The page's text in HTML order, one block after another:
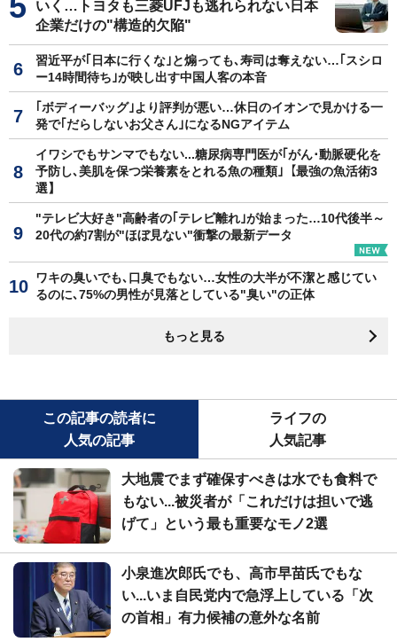
いく…トヨタも三菱UFJも逃れられない日本
企業だけの"構造的欠陥"
習近平が｢日本に行くな｣と煽っても､寿司は奪えない…｢スシロ
ー14時間待ち｣が映し出す中国人客の本音
｢ボディーバッグ｣より評判が悪い…休日のイオンで見かける一
発で｢だらしないお父さん｣になるNGアイテム
イワシでもサンマでもない...糖尿病専門医が｢がん･動脈硬化を
予防し､美肌を保つ栄養素をとれる魚の種類｣【最強の魚活術3
選】
"テレビ大好き"高齢者の｢テレビ離れ｣が始まった…10代後半～
20代の約7割が"ほぼ見ない"衝撃の最新データ
ワキの臭いでも､口臭でもない…女性の大半が不潔と感じてい
るのに､75%の男性が見落としている"臭い"の正体
もっと見る
この記事の読者に
人気の記事
ライフの
人気記事
大地震でまず確保すべきは水でも食料で
もない...被災者が「これだけは担いで逃
げて」という最も重要なモノ2選
小泉進次郎氏でも、高市早苗氏でもな
い...いま自民党内で急浮上している「次
の首相」有力候補の意外な名前